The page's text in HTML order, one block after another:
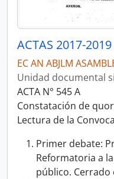
ACTAS 2017-2019
EC AN ABJLM
Unidad documental
ACTA N° 545 A
Constatación de
Lectura de la
Primer debate:
Reformatoria a
público. Cerrado